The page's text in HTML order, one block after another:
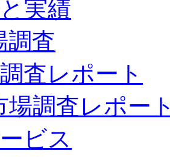
実績
調査
査レポート
場調査レポー
ビス